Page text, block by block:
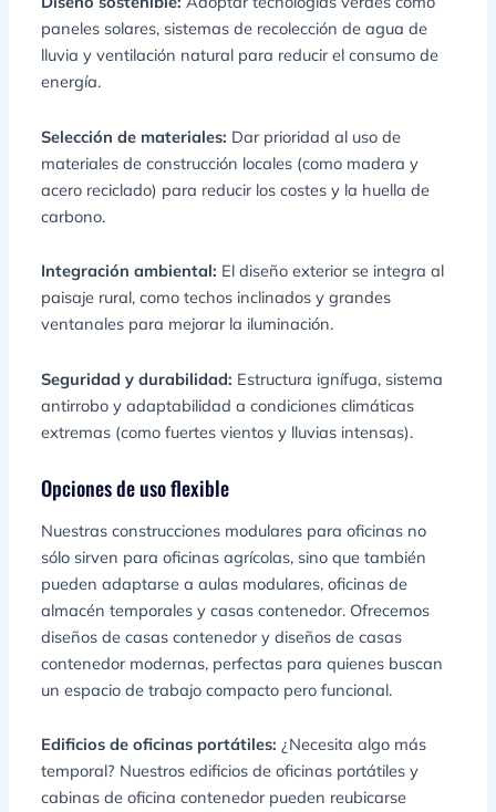
paneles solares, sistemas de recolección de agua de
lluvia y ventilación natural para reducir el consumo de
energía.
Selección de materiales: Dar prioridad al uso de
materiales de construcción locales (como madera y
acero reciclado) para reducir los costes y la huella de
carbono.
Integración ambiental: El diseño exterior se integra al
paisaje rural, como techos inclinados y grandes
ventanales para mejorar la iluminación.
Seguridad y durabilidad: Estructura ignífuga, sistema
antirrobo y adaptabilidad a condiciones climáticas
extremas (como fuertes vientos y lluvias intensas).
Opciones de uso flexible
Nuestras construcciones modulares para oficinas no
sólo sirven para oficinas agrícolas, sino que también
pueden adaptarse a aulas modulares, oficinas de
almacén temporales y casas contenedor. Ofrecemos
diseños de casas contenedor y diseños de casas
contenedor modernas, perfectas para quienes buscan
un espacio de trabajo compacto pero funcional.
Edificios de oficinas portátiles:¿Necesita algo más
temporal? Nuestros edificios de oficinas portátiles y
cabinas de oficina contenedor pueden reubicarse